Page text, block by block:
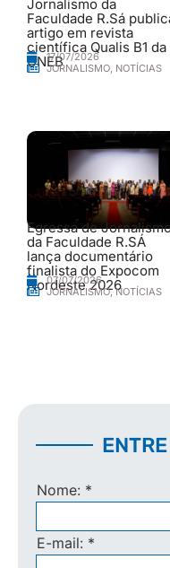
Jornalismo da
Faculdade R.Sá
artigo em revista
científica Qualis B1 da
UNEB17/07/2026
JORNALISMO, NOTÍCIAS
Egressa de
da Faculdade R.SÁ
lança documentário
finalista do Expocom
Nordeste 2026
07/07/2026
JORNALISMO,NOTÍCIAS
Nome: *
E-mail: *